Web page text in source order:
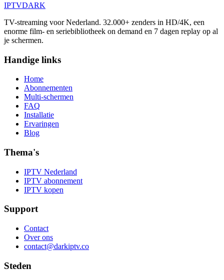
IPTVDARK
TV-streaming voor Nederland. 32.000+ zenders in HD/4K, een
enorme film- en seriebibliotheek on demand en 7 dagen replay op al
je schermen.
Handige links
Home
Abonnementen
Multi-schermen
FAQ
Installatie
Ervaringen
Blog
Thema's
IPTV Nederland
IPTV abonnement
IPTV kopen
Support
Contact
Over ons
contact@darkiptv.co
Steden